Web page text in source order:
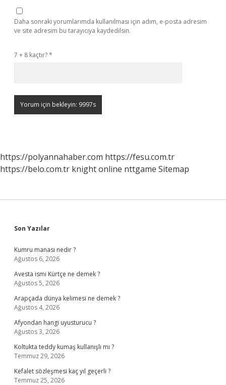
Daha sonraki yorumlarımda kullanılması için adım, e-posta adresim
ve site adresim bu tarayıcıya kaydedilsin.
7 + 8 kaçtır?*
https://polyannahaber.com https://fesu.com.tr
https://belo.com.tr knight online nttgame Sitemap
Sidebar
Son Yazılar
Kumru manası nedir ?
Ağustos 6, 2026
Avesta ismi Kürtçe ne demek ?
Ağustos 5, 2026
Arapçada dünya kelimesi ne demek ?
Ağustos 4, 2026
Afyondan hangi uyusturucu ?
Ağustos 3, 2026
Koltukta teddy kumaş kullanışlı mı ?
Temmuz 29, 2026
Kefalet sözleşmesi kaç yıl geçerli ?
Temmuz 25, 2026